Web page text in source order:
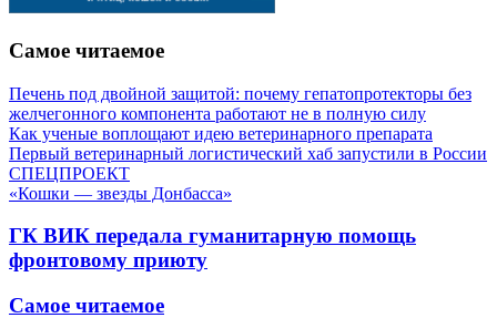
Самое читаемое
Печень под двойной защитой: почему гепатопротекторы без
желчегонного компонента работают не в полную силу
Как ученые воплощают идею ветеринарного препарата
Первый ветеринарный логистический хаб запустили в России
СПЕЦПРОЕКТ
«Кошки — звезды Донбасса»
ГК ВИК передала гуманитарную помощь
фронтовому приюту
Самое читаемое